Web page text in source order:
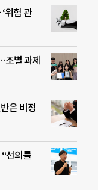
위험 관
조별 과제
은 비정
선의를